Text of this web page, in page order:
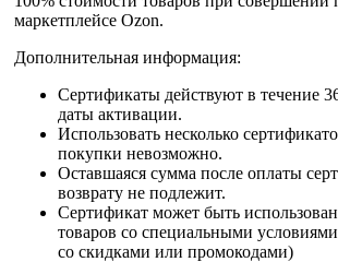
маркетплейсе Ozon.
Дополнительная информация:
Сертификаты действуют в течение
даты активации.
Использовать несколько
покупки невозможно.
Оставшаяся сумма после оплаты
возврату не подлежит.
Сертификат может быть
товаров со специальными
со скидками или промокодами)